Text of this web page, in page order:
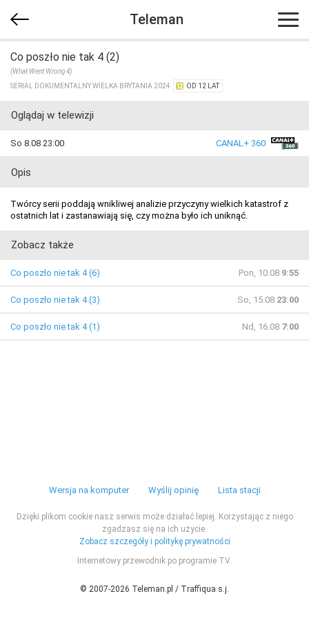
Teleman
Co poszło nie tak 4 (2)
(What Went Wrong 4)
SERIAL DOKUMENTALNY WIELKA BRYTANIA 2024
OD 12 LAT
Oglądaj w telewizji
So 8.08 23:00 CANAL+ 360
Opis
Twórcy serii poddają wnikliwej analizie przyczyny wielkich katastrof z
ostatnich lat i zastanawiają się, czy można było ich uniknąć.
Zobacz także
Co poszło nie tak 4 (6) Pon, 10.08 9:55
Co poszło nie tak 4 (3) So, 15.08 23:00
Co poszło nie tak 4 (1) Nd, 16.08 7:00
Wersja na komputer Wyślij opinię Lista stacji
Dzięki plikom cookie nasz serwis może działać lepiej. Korzystając z niego
zgadzasz się na ich użycie.
Zobacz szczegóły i politykę prywatności
Internetowy przewodnik po programie TV.
© 2007-2026 Teleman.pl / Traffiqua s.j.